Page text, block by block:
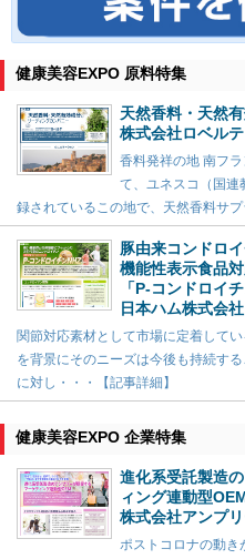
健康美容EXPO 原料特集
天然香料・天然
株式会社ロベルテ
香料発祥の地 南フ
て、ユネスコ（国連
録されているこの地で、天然香料サプ
豚由来コンドロ
機能性表示食品
「P-コンドロイ
日本ハム株式会社
関節対応素材として市場に定着して
を背景にそのニーズは今後も持続す
に対し・・・【記事詳細】
健康美容EXPO 企業特集
進化系受託製造
ィング連動型OEM
株式会社アンプ
ポストコロナの動き